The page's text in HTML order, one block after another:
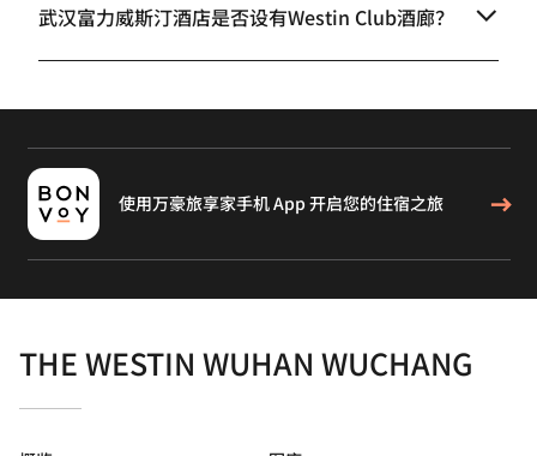
武汉富力威斯汀酒店是否设有Westin Club酒廊？
使用万豪旅享家手机 App 开启您的住宿之旅
THE WESTIN WUHAN WUCHANG